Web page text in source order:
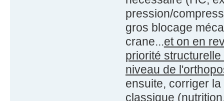
pression/
gros blocage
crane...et on en
priorité
niveau de
ensuite, corriger
classique